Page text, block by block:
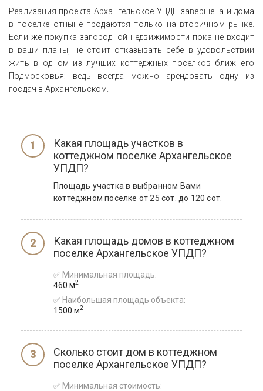
Реализация проекта Архангельское УПДП завершена и дома
в поселке отныне продаются только на вторичном рынке.
Если же покупка загородной недвижимости пока не входит
в ваши планы, не стоит отказывать себе в удовольствии
жить в одном из лучших коттеджных поселков ближнего
Подмосковья: ведь всегда можно арендовать одну из
госдач в Архангельском.
Какая площадь участков в
коттеджном поселке Архангельское
УПДП?
Площадь участка в выбранном Вами
коттеджном поселке от 25 сот. до 120 сот.
Какая площадь домов в коттеджном
поселке Архангельское УПДП?
✅ Минимальная площадь:
460 м2
✅ Наибольшая площадь объекта:
1500 м2
Сколько стоит дом в коттеджном
поселке Архангельское УПДП?
✅ Минимальная стоимость: